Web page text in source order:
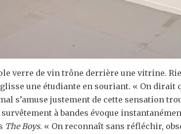
verre de vin trône derrière une vitrine.
une étudiante en souriant. « On dirait
s’amuse justement de cette sensation
à bandes évoque
The Boys. « On reconnaît sans réfléchir,